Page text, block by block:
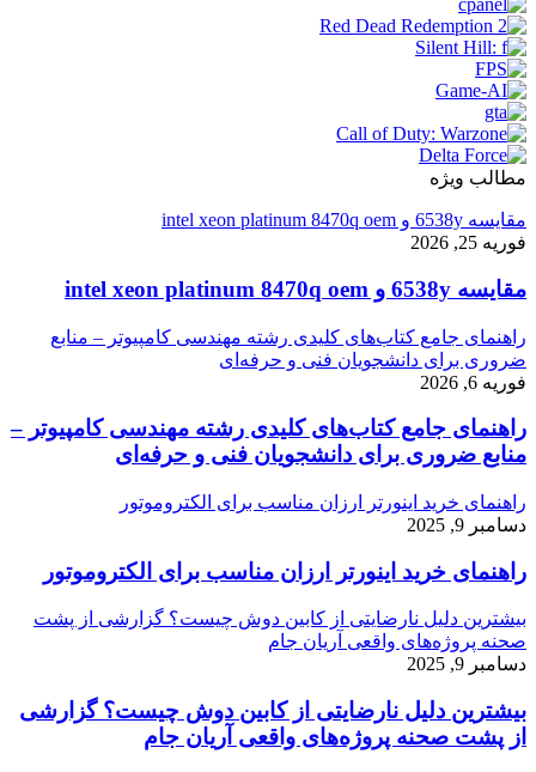
مطالب ویژه
مقایسه 6538y و intel xeon platinum 8470q oem
فوریه 25, 2026
مقایسه 6538y و intel xeon platinum 8470q oem
راهنمای جامع کتاب‌های کلیدی رشته مهندسی کامپیوتر – منابع
ضروری برای دانشجویان فنی و حرفه‌ای
فوریه 6, 2026
راهنمای جامع کتاب‌های کلیدی رشته مهندسی کامپیوتر –
منابع ضروری برای دانشجویان فنی و حرفه‌ای
راهنمای خرید اینورتر ارزان مناسب برای الکتروموتور
دسامبر 9, 2025
راهنمای خرید اینورتر ارزان مناسب برای الکتروموتور
بیشترین دلیل نارضایتی از کابین دوش چیست؟ گزارشی از پشت
صحنه پروژه‌های واقعی آریان جام
دسامبر 9, 2025
بیشترین دلیل نارضایتی از کابین دوش چیست؟ گزارشی
از پشت صحنه پروژه‌های واقعی آریان جام